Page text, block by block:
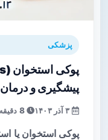
پزشکی
پیشگیری و درمان
8 دقیقه